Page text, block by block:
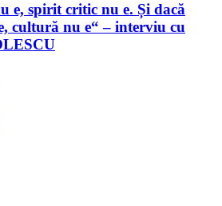
e, spirit critic nu e. Și dacă
cultură nu e“ – interviu cu